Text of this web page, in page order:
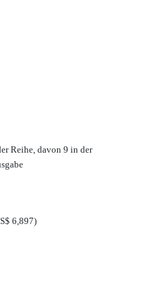
Reihe, davon 9 in der
6,897)